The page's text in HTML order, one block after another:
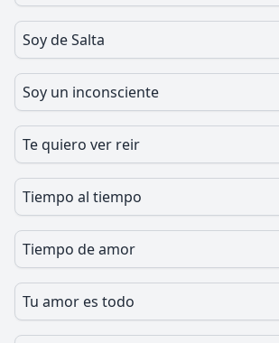
Soy de Salta
Soy un inconsciente
Te quiero ver reir
Tiempo al tiempo
Tiempo de amor
Tu amor es todo